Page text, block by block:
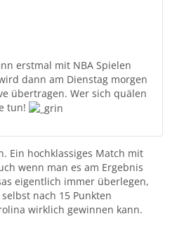
erstmal mit NBA Spielen
dann am Dienstag morgen
übertragen. Wer sich quälen
tun!
Ein hochklassiges Match mit
wenn man es am Ergebnis
eigentlich immer überlegen,
nach 15 Punkten
wirklich gewinnen kann.